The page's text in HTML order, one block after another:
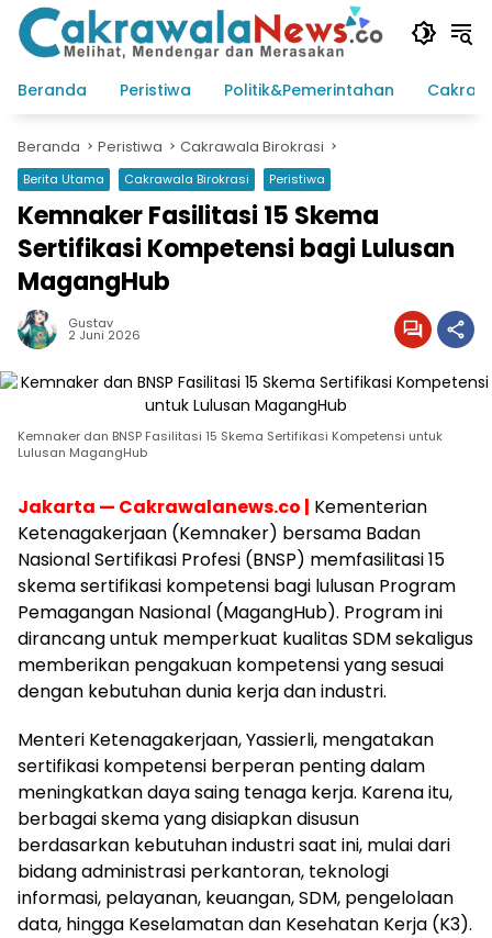
Langsung
konten
Beranda
Peristiwa Politik&Pemerintahan
Beranda Peristiwa Cakrawala Birokrasi
Berita Utama Cakrawala Birokrasi Peristiwa
Kemnaker Fasilitasi 15 Skema
Sertifikasi Kompetensi bagi Lulusan
MagangHub
Gustav
2 Juni 2026
Kemnaker dan BNSP Fasilitasi 15 Skema Sertifikasi Kompetensi untuk
Lulusan MagangHub
Jakarta — Cakrawalanews.co | Kementerian
Ketenagakerjaan (Kemnaker) bersama Badan
Nasional Sertifikasi Profesi (BNSP) memfasilitasi 15
skema sertifikasi kompetensi bagi lulusan Program
Pemagangan Nasional (MagangHub). Program ini
dirancang untuk memperkuat kualitas SDM sekaligus
memberikan pengakuan kompetensi yang sesuai
dengan kebutuhan dunia kerja dan industri.
Menteri Ketenagakerjaan, Yassierli, mengatakan
sertifikasi kompetensi berperan penting dalam
meningkatkan daya saing tenaga kerja. Karena itu,
berbagai skema yang disiapkan disusun
berdasarkan kebutuhan industri saat ini, mulai dari
bidang administrasi perkantoran, teknologi
informasi, pelayanan, keuangan, SDM, pengelolaan
data, hingga Keselamatan dan Kesehatan Kerja (K3).